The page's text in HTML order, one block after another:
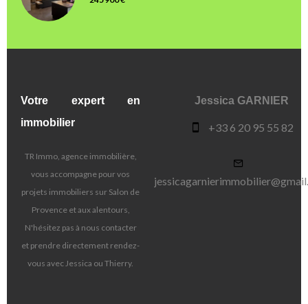
Votre expert en
immobilier
TR Immo, agence immobilière,
vous accompagne pour vos
projets immobiliers sur Salon de
Provence et aux alentours,
N'hésitez pas à nous contacter
et prendre directement rendez-
vous avec Jessica ou Thierry.
Jessica GARNIER
+33 6 20 95 55 82